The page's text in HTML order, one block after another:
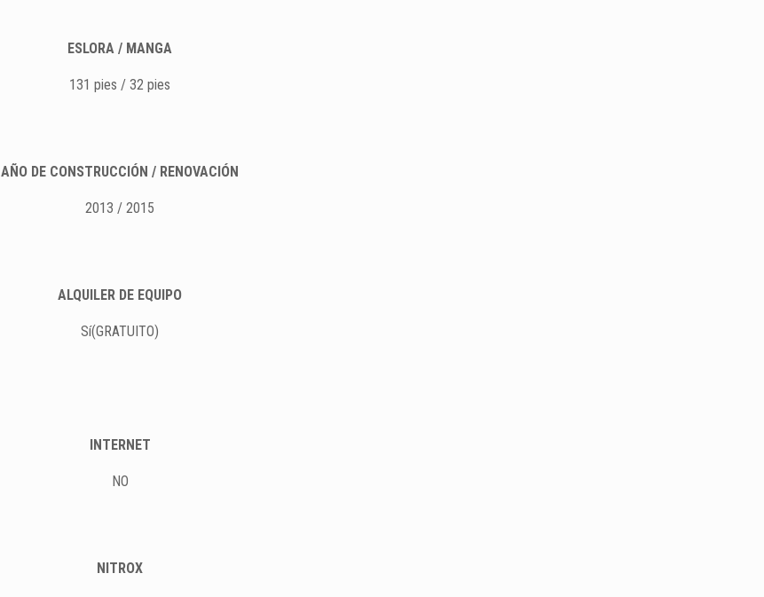
ESLORA / MANGA
131 pies / 32 pies
AÑO DE CONSTRUCCIÓN / RENOVACIÓN
2013 / 2015
ALQUILER DE EQUIPO
Sí(GRATUITO)
INTERNET
NO
NITROX